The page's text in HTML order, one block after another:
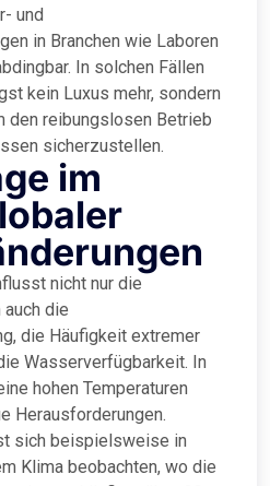
und
in Branchen wie Laboren
In solchen Fällen
kein Luxus mehr, sondern
den reibungslosen Betrieb
sicherzustellen.
im
nicht nur die
auch die
die Häufigkeit extremer
Wasserverfügbarkeit. In
hohen Temperaturen
Herausforderungen.
sich beispielsweise in
Klima beobachten, wo die